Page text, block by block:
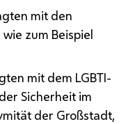
mit den
zum Beispiel
mit dem LGBTI-
Sicherheit im
der Großstadt,